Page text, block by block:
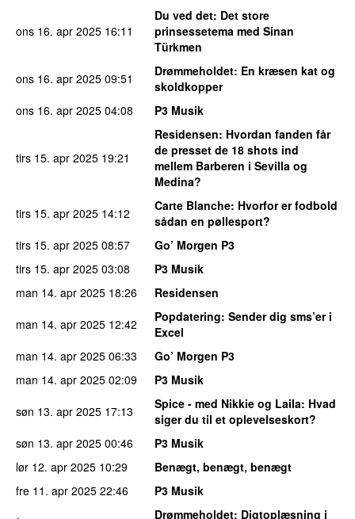
ons 16. apr 2025 16:11
Du ved det: Det store
prinsessetema med Sinan
Türkmen
ons 16. apr 2025 09:51 Drømmeholdet: En kræsen kat og
skoldkopper
ons 16. apr 2025 04:08 P3 Musik
tirs 15. apr 2025 19:21
Residensen: Hvordan fanden får
de presset de 18 shots ind
mellem Barberen i Sevilla og
Medina?
tirs 15. apr 2025 14:12 Carte Blanche: Hvorfor er fodbold
sådan en pøllesport?
tirs 15. apr 2025 08:57
Go’ Morgen P3
tirs 15. apr 2025 03:08
P3 Musik
man 14. apr 2025 18:26
Residensen
man 14. apr 2025 12:42 Popdatering: Sender dig sms’er i
Excel
man 14. apr 2025 06:33
Go’ Morgen P3
man 14. apr 2025 02:09
P3 Musik
søn 13. apr 2025 17:13 Spice - med Nikkie og Laila: Hvad
siger du til et oplevelseskort?
søn 13. apr 2025 00:46
P3 Musik
lør 12. apr 2025 10:29
Benægt, benægt, benægt
fre 11. apr 2025 22:46
P3 Musik
Drømmeholdet: Digtoplæsning i